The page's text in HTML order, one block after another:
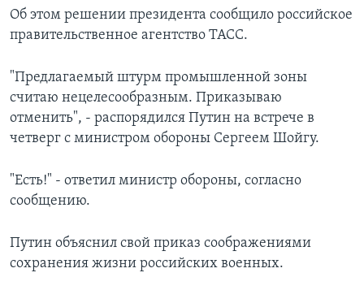
Об этом решении президента сообщило российское
правительственное агентство ТАСС.
"Предлагаемый штурм промышленной зоны
считаю нецелесообразным. Приказываю
отменить", - распорядился Путин на встрече в
четверг с министром обороны Сергеем Шойгу.
"Есть!" - ответил министр обороны, согласно
сообщению.
Путин объяснил свой приказ соображениями
сохранения жизни российских военных.